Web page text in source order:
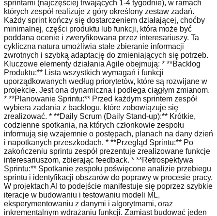
sprintami (najczęściej trwających 1-4 tygodnie), w ramach
których zespół realizuje z góry określony zestaw zadań.
Każdy sprint kończy się dostarczeniem działającej, choćby
minimalnej, części produktu lub funkcji, która może być
poddana ocenie i zweryfikowana przez interesariuszy. Ta
cykliczna natura umożliwia stałe zbieranie informacji
zwrotnych i szybką adaptację do zmieniających się potrzeb.
Kluczowe elementy działania Agile obejmują: * **Backlog
Produktu:** Lista wszystkich wymagań i funkcji
uporządkowanych według priorytetów, które są rozwijane w
projekcie. Jest ona dynamiczna i podlega ciągłym zmianom.
* **Planowanie Sprintu:** Przed każdym sprintem zespół
wybiera zadania z backlogu, które zobowiązuje się
zrealizować. * **Daily Scrum (Daily Stand-up):** Krótkie,
codzienne spotkania, na których członkowie zespołu
informują się wzajemnie o postępach, planach na dany dzień
i napotkanych przeszkodach. * **Przegląd Sprintu:** Po
zakończeniu sprintu zespół prezentuje zrealizowane funkcje
interesariuszom, zbierając feedback. * **Retrospektywa
Sprintu:** Spotkanie zespołu poświęcone analizie przebiegu
sprintu i identyfikacji obszarów do poprawy w procesie pracy.
W projektach AI to podejście manifestuje się poprzez szybkie
iteracje w budowaniu i testowaniu modeli ML,
eksperymentowaniu z danymi i algorytmami, oraz
inkrementalnym wdrażaniu funkcji. Zamiast budować jeden